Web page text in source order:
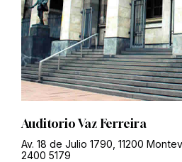
Auditorio Vaz Ferreira
Av. 18 de Julio 1790, 11200
2400 5179